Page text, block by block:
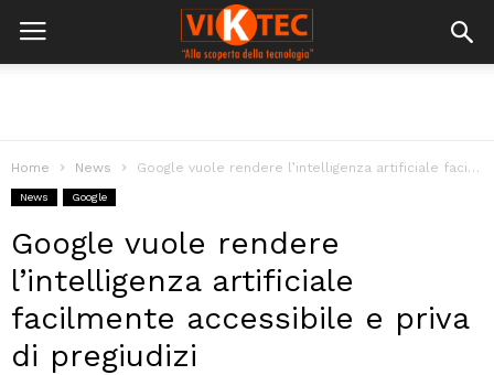
Home News Google vuole rendere l’intelligenza artificiale facilmente accessibile e priva di pregiudizi
News Google
Google vuole rendere
l’intelligenza artificiale
facilmente accessibile e priva
di pregiudizi